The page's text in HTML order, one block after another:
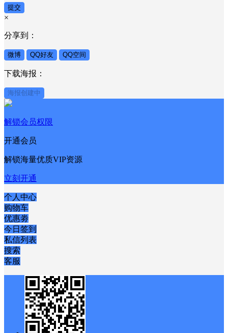
提交
×
分享到：
微博 QQ好友 QQ空间
下载海报：
海报创建中
解锁会员权限
开通会员
解锁海量优质VIP资源
立刻开通
个人中心
购物车
优惠劵
今日签到
私信列表
搜索
客服